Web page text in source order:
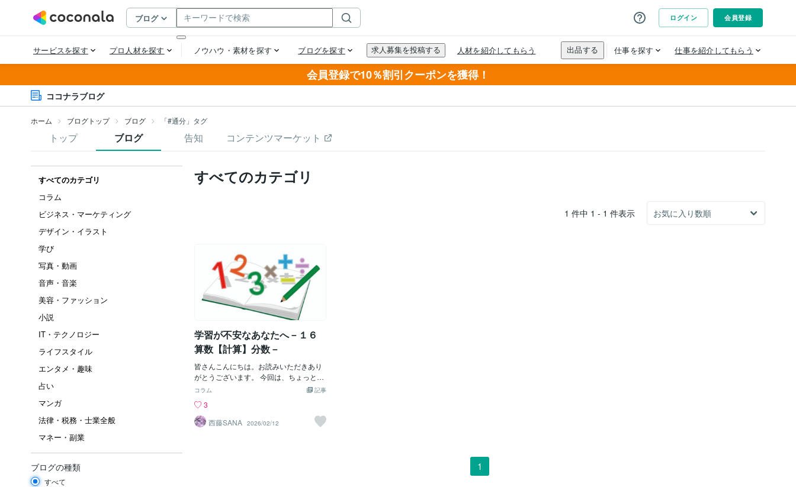
会員登録で10％割引クーポンを獲得！
ココナラブログ
ホーム ブログトップ ブログ 「#通分」タグ
トップ ブログ 告知 コンテンツマーケット
すべてのカテゴリ
コラム
ビジネス・マーケティング
デザイン・イラスト
学び
写真・動画
音声・音楽
美容・ファッション
小説
IT・テクノロジー
ライフスタイル
エンタメ・趣味
占い
マンガ
法律・税務・士業全般
マネー・副業
ブログの種類
すべて
すべてのカテゴリ
1 件中 1 - 1 件表示
学習が不安なあなたへ－１６
算数【計算】分数－
皆さんこんにちは。お読みいただきあり
がとうございます。 今回は、ちょっと数
学からの寄り道。苦手な人も多い、分数
解答 全問正解の人は、解説を読む必要は
ありません。 問題集を使って問題演習を
しましょう。 ３．解説 小学校３年生で習
記事
コラム
3
西藤SANA 2026/02/12
1